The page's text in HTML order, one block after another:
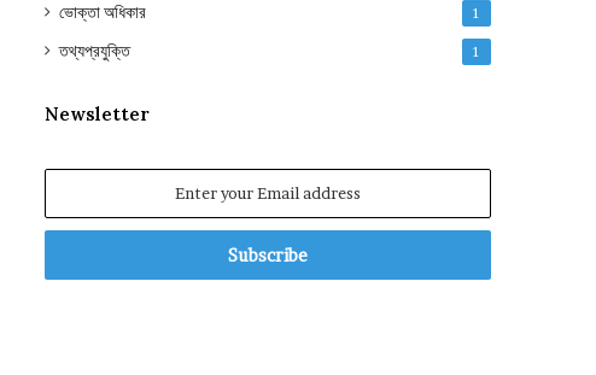
ভোক্তা অধিকার 1
তথ্যপ্রযুক্তি 1
Newsletter
Email